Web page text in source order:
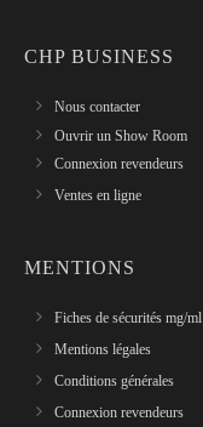
CHP BUSINESS
Nous contacter
Ouvrir un Show Room
Connexion revendeurs
Ventes en ligne
MENTIONS
Fiches de sécurités mg/ml
Mentions légales
Conditions générales
Connexion revendeurs